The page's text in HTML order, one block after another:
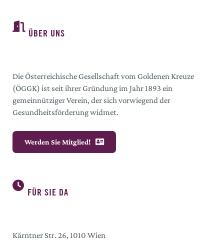
ÜBER UNS
Die Österreichische Gesellschaft vom Goldenen Kreuze
(ÖGGK) ist seit ihrer Gründung im Jahr 1893 ein
gemeinnütziger Verein, der sich vorwiegend der
Gesundheitsförderung widmet.
Werden Sie Mitglied!
FÜR SIE DA
Kärntner Str. 26, 1010 Wien